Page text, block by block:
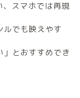
、スマホでは再現
ルでも映えやす
」とおすすめでき